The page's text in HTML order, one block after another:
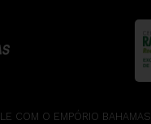
COM O EMPÓRIO BAHAMAS